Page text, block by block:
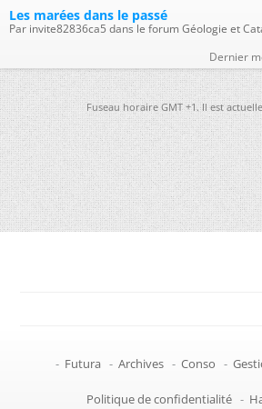
Les marées dans le passé
Par invite82836ca5 dans le forum Géologie et
Dernier
Fuseau horaire GMT +1. Il est
- Futura - Archives - Conso -
Politique de confidentialité -